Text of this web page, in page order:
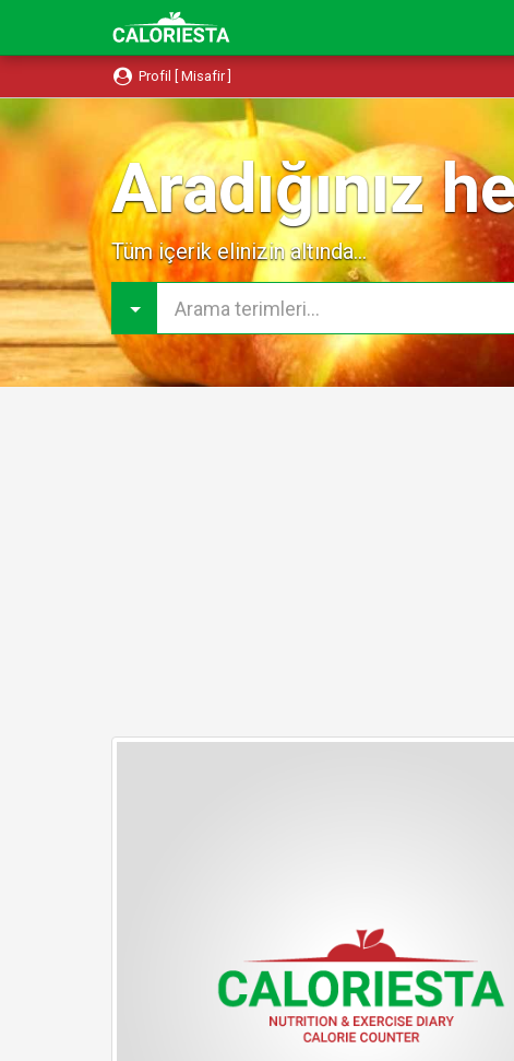
Profil [ Misafir ]
Aradığınız
Tüm içerik elinizin altında...